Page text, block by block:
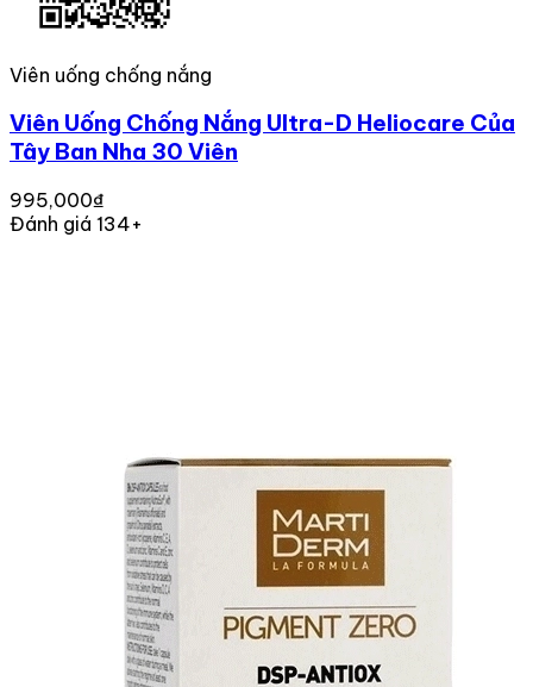
Viên uống chống nắng
Viên Uống Chống Nắng Ultra-D Heliocare Của
Tây Ban Nha 30 Viên
995,000₫
Đánh giá 134+